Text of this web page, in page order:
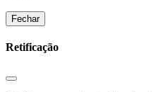
Fechar
Retificação